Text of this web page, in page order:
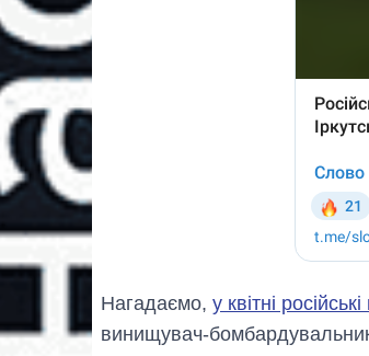
Нагадаємо, у квітні
винищувач-